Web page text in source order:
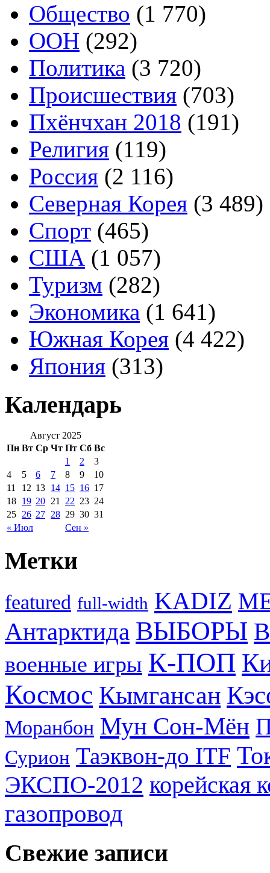
Общество (1 770)
ООН (292)
Политика (3 720)
Происшествия (703)
Пхёнчхан 2018 (191)
Религия (119)
Россия (2 116)
Северная Корея (3 489)
Спорт (465)
США (1 057)
Туризм (282)
Экономика (1 641)
Южная Корея (4 422)
Япония (313)
Календарь
Август 2025
Пн Вт Ср Чт Пт Сб Вс
« Июл Сен »
1 2
3
4
5 6 7 8 9
10
11
12 13 14 15 16 17
18 19 20 21 22 23 24
25 26 27 28 29 30 31
Метки
featured full-width KADIZ
Антарктида ВЫБОРЫ
военные игры К-ПОП
Космос Кымгансан
Моранбон Мун Сон-Мён
Сурион Таэквон-до ITF
ЭКСПО-2012 корейская
газопровод
Свежие записи